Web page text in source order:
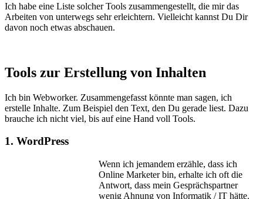
Ich habe eine Liste solcher Tools zusammengestellt, die mir das
Arbeiten von unterwegs sehr erleichtern. Vielleicht kannst Du Dir
davon noch etwas abschauen.
Tools zur Erstellung von Inhalten
Ich bin Webworker. Zusammengefasst könnte man sagen, ich
erstelle Inhalte. Zum Beispiel den Text, den Du gerade liest. Dazu
brauche ich nicht viel, bis auf eine Hand voll Tools.
1. WordPress
Wenn ich jemandem erzähle, dass ich
Online Marketer bin, erhalte ich oft die
Antwort, dass mein Gesprächspartner
wenig Ahnung von Informatik / IT hätte.